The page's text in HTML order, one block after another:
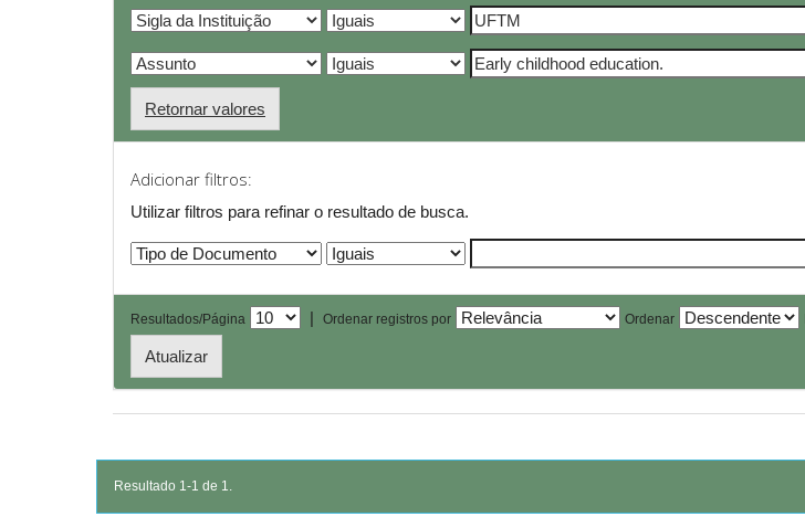
Retornar valores
Adicionar filtros:
Utilizar filtros para refinar o resultado de busca.
Resultados/Página | Ordenar registros por Ordenar
Resultado 1-1 de 1.